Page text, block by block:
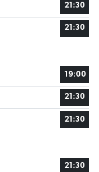
21:30
21:30
19:00
21:30
21:30
21:30